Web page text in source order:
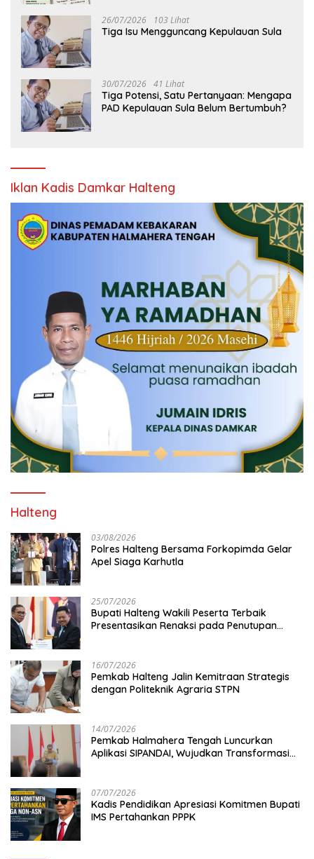
26/07/2026 103 Lihat
Tiga Isu Mengguncang Kepulauan Sula
30/07/2026 41 Lihat
Tiga Potensi, Satu Pertanyaan: Mengapa
PAD Kepulauan Sula Belum Bertumbuh?
Iklan Kadis Damkar Halteng
Halteng
03/08/2026
Polres Halteng Bersama Forkopimda Gelar
Apel Siaga Karhutla
25/07/2026
Bupati Halteng Wakili Peserta Terbaik
Presentasikan Renaksi pada Penutupan
16/07/2026
Pemkab Halteng Jalin Kemitraan Strategis
dengan Politeknik Agraria STPN
14/07/2026
Pemkab Halmahera Tengah Luncurkan
Aplikasi SIPANDAI, Wujudkan Transformasi
07/07/2026
Kadis Pendidikan Apresiasi Komitmen Bupati
IMS Pertahankan PPPK